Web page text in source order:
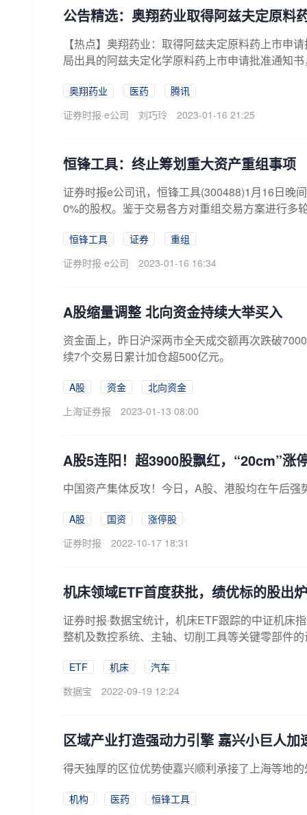
公告精选：奥翔药业取得阿兹夫定原料
【热点】奥翔药业：取得阿兹夫定原料药上市申
局出具的阿兹夫定化学原料药上市申请批准通知
奥翔药业 医药
腾讯
证券时报·e公司
刘巧玲 2023-01-16 21:25
恒锋工具：终止筹划重大资产重组事项
证券时报e公司讯，恒锋工具(300488)1月16日晚
0%的股权。鉴于交易各方对重组交易方案进行多
恒锋工具 证券
重组
证券时报·e公司
2023-01-16 16:34
A股缩量调整 北向资金持续大举买入
资金面上，昨日沪深两市全天成交额再次跌破
续7个交易日累计加仓超500亿元。
A股 资金
北向资金
上海证券报
2023-01-13 08:00
A股5连阳！超3900股飘红，“20cm”涨
中国资产集体反攻！今日，A股、港股均在午后
A股 国资
涨停股
证券时报
2022-10-17 18:31
机床领域ETF首度获批，绩优标的股出炉
证券时报·数据宝统计，机床ETF跟踪的中证机床
整机及数控系统、主轴、切削工具等关键零部件
ETF 机床
汽车
数据宝
2022-09-19 12:24
区域产业打造强动力引擎 嘉兴小巨人加
得天独厚的区位优势使嘉兴顺利承接了上海等地
机构 医药
恒锋工具